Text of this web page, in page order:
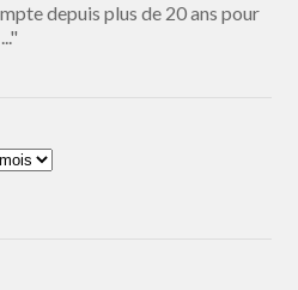
depuis plus de 20 ans pour